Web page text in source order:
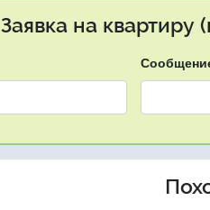
Заявка на квартиру